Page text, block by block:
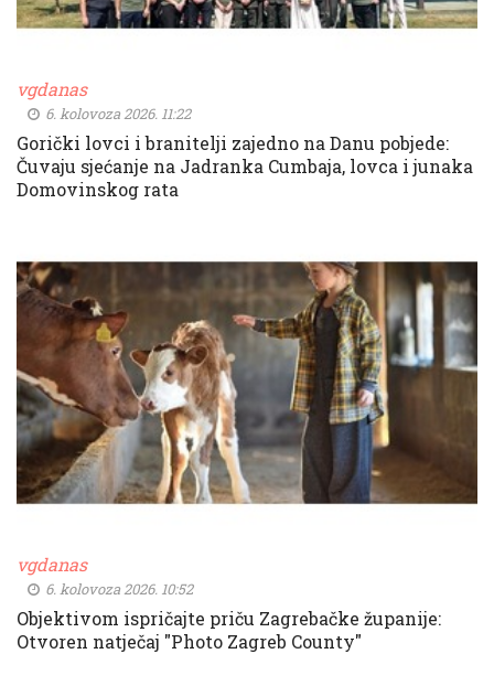
vgdanas
6. kolovoza 2026. 11:22
Gorički lovci i branitelji zajedno na Danu pobjede:
Čuvaju sjećanje na Jadranka Cumbaja, lovca i junaka
Domovinskog rata
vgdanas
6. kolovoza 2026. 10:52
Objektivom ispričajte priču Zagrebačke županije:
Otvoren natječaj "Photo Zagreb County"